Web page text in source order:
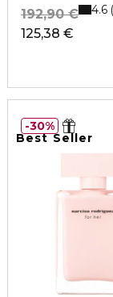
125,38 €
192,90 € 4.6
Best Seller
30%